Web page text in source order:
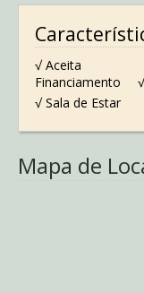
√ Aceita
Financiamento
√ Sala de Estar
Mapa de